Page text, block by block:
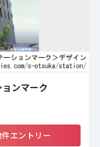
ンマーク
件エントリー